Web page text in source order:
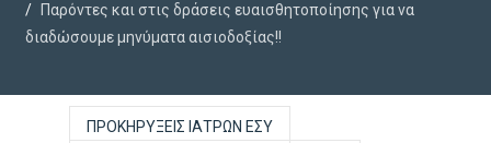
Παρόντες και στις δράσεις ευαισθητοποίησης για να
διαδώσουμε μηνύματα αισιοδοξίας!!
ΠΡΟΚΗΡΎΞΕΙΣ ΙΑΤΡΏΝ ΕΣΥ